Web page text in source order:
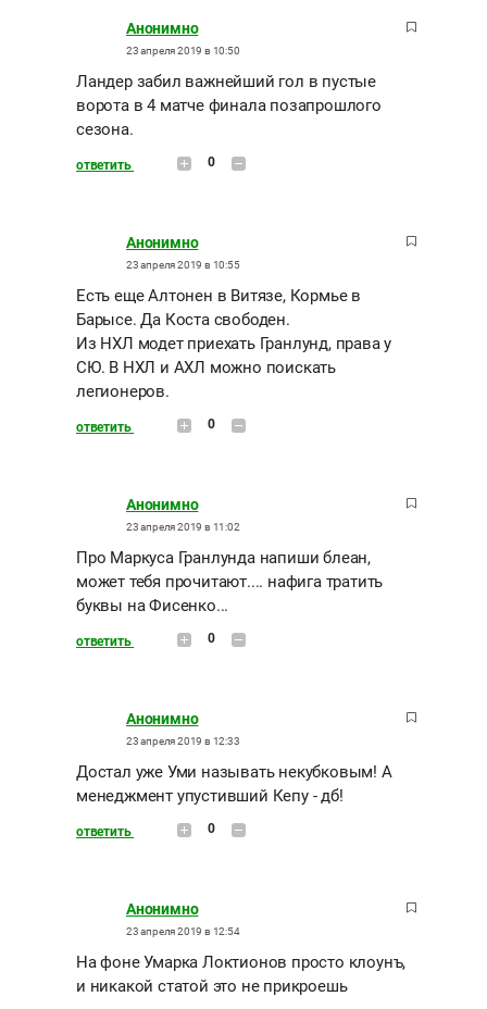
Анонимно
23 апреля 2019 в 10:50
Ландер забил важнейший гол в пустые
ворота в 4 матче финала позапрошлого
сезона.
ответить 0
Анонимно
23 апреля 2019 в 10:55
Есть еще Алтонен в Витязе, Кормье в
Барысе. Да Коста свободен.
Из НХЛ модет приехать Гранлунд, права у
СЮ. В НХЛ и АХЛ можно поискать
легионеров.
ответить 0
Анонимно
23 апреля 2019 в 11:02
Про Маркуса Гранлунда напиши блеан,
может тебя прочитают.... нафига тратить
буквы на Фисенко...
ответить 0
Анонимно
23 апреля 2019 в 12:33
Достал уже Уми называть некубковым! А
менеджмент упустивший Кепу - дб!
ответить 0
Анонимно
23 апреля 2019 в 12:54
На фоне Умарка Локтионов просто клоунъ,
и никакой статой это не прикроешь